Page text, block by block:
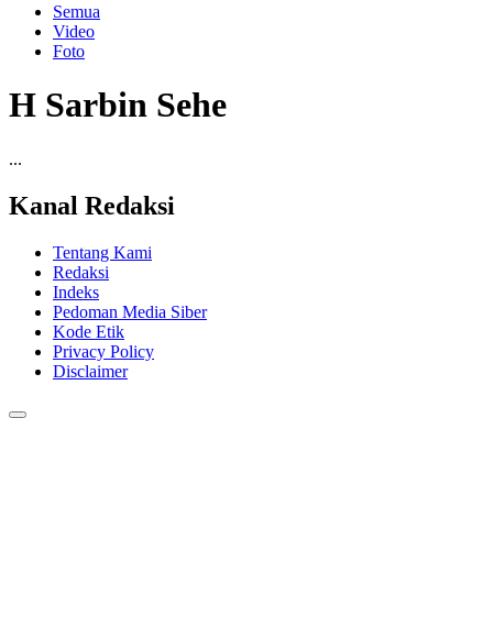
Semua
Video
Foto
H Sarbin Sehe
...
Kanal Redaksi
Tentang Kami
Redaksi
Indeks
Pedoman Media Siber
Kode Etik
Privacy Policy
Disclaimer